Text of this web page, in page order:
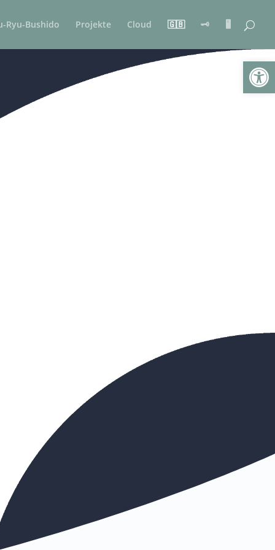
Ryu-Bushido Projekte Cloud 🇬🇧 🗝️ 🖥️